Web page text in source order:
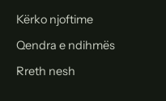
Kërko njoftime
Qendra e ndihmës
Rreth nesh